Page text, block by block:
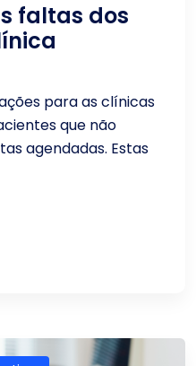
faltas dos
para as clínicas
que não
agendadas. Estas